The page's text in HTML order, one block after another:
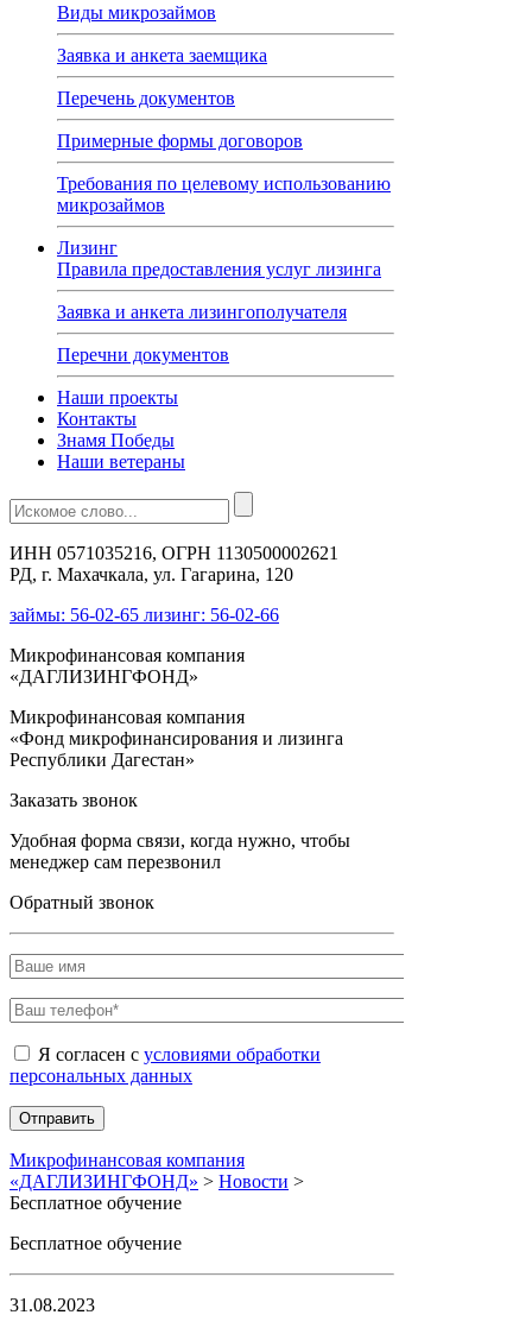
Виды микрозаймов
Заявка и анкета заемщика
Перечень документов
Примерные формы договоров
Требования по целевому использованию
микрозаймов
Лизинг
Правила предоставления услуг лизинга
Заявка и анкета лизингополучателя
Перечни документов
Наши проекты
Контакты
Знамя Победы
Наши ветераны
ИНН 0571035216, ОГРН 1130500002621
РД, г. Махачкала, ул. Гагарина, 120
займы: 56-02-65 лизинг: 56-02-66
Микрофинансовая компания
«ДАГЛИЗИНГФОНД»
Микрофинансовая компания
«Фонд микрофинансирования и лизинга
Республики Дагестан»
Заказать звонок
Удобная форма связи, когда нужно, чтобы
менеджер сам перезвонил
Обратный звонок
Я согласен с условиями обработки
персональных данных
Микрофинансовая компания
«ДАГЛИЗИНГФОНД» > Новости >
Бесплатное обучение
Бесплатное обучение
31.08.2023